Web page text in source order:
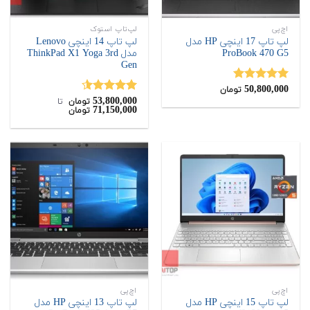
اچ‌پی
لپ تاپ 17 اینچی HP مدل
ProBook 470 G5
نمره5.00
50,800,000 تومان
لپ‌تاپ استوک
لپ تاپ 14 اینچی Lenovo
مدل ThinkPad X1 Yoga 3rd
Gen
نمره4.50
از 5
53,800,000 تومان ‌ تا ‌
71,150,000 تومان
اچ‌پی
لپ تاپ 15 اینچی HP مدل
اچ‌پی
لپ تاپ 13 اینچی HP مدل